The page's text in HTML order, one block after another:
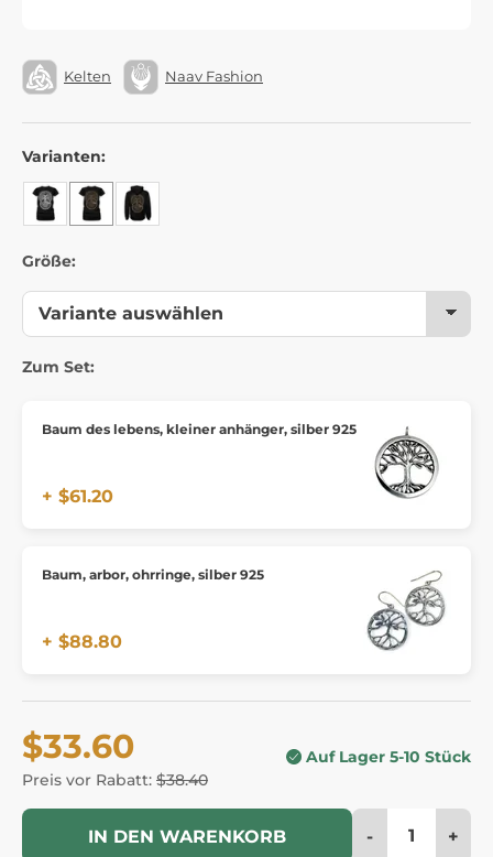
Kelten Naav Fashion
Varianten:
Größe:
Zum Set:
Baum des lebens, kleiner anhänger, silber 925
+ $61.20
Baum, arbor, ohrringe, silber 925
+ $88.80
$33.60
Preis vor Rabatt: $38.40
Auf Lager 5-10 Stück
IN DEN WARENKORB - +